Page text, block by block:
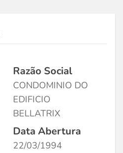
Razão Social
CONDOMINIO DO
EDIFICIO
BELLATRIX
Data Abertura
22/03/1994